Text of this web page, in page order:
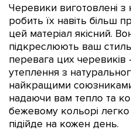
Черевики виготовлені з
робить їх навіть більш
цей матеріал якісний.
підкреслюють ваш
перевага цих черевиків
утеплення з
найкращими
надаючи вам тепло та
бежевому кольорі
підійде на кожен день.